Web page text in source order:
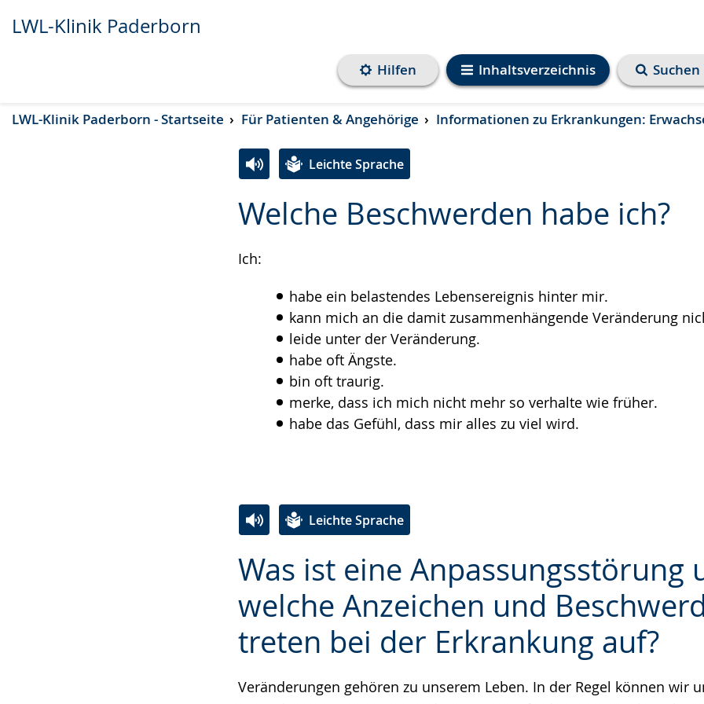
Transkript anzeigen
Abspielen
Pausieren
LWL-Klinik Paderborn
Inhaltsverzeichnis
Hilfen Suchen
LWL-Klinik Paderborn - Startseite Für Patienten & Angehörige Informationen zu Erkrankungen:
Welche Beschwerden habe ich?
Ich:
habe ein belastendes Lebensereignis hinter mir.
kann mich an die damit zusammenhängende Veränderung
leide unter der Veränderung.
habe oft Ängste.
bin oft traurig.
merke, dass ich mich nicht mehr so verhalte wie früher.
habe das Gefühl, dass mir alles zu viel wird.
Leichte Sprache
Leichten
wechseln.
Audio-
Video
Deutscher
angezeigt.
Was ist eine Anpassungsstörung
welche Anzeichen und
treten bei der Erkrankung auf?
Veränderungen gehören zu unserem Leben. In der Regel können wir
Leichte Sprache
Leichten
Sprache
wechseln.
Audio-
Unterstützung.
Video
Deutscher
Gebärdensprache
angezeigt.